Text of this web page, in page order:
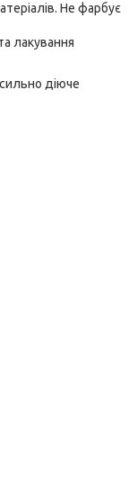
Не фарбує
лакування
діюче